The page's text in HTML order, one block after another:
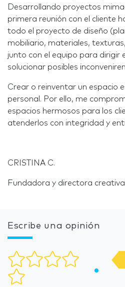
Desarrollando proyectos
primera reunión con el cliente
todo el proyecto de diseño
mobiliario, materiales,
junto con el equipo para dirigir
solucionar posibles
Crear o reinventar un espacio
personal. Por ello, me
espacios hermosos para los
atenderlos con integridad y
CRISTINA C.
Fundadora y directora creativa
Escribe una opinión